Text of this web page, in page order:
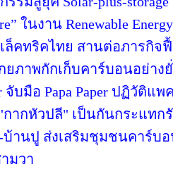
ในงาน Renewable
ล็คทริคไทย สานต่อภารกิ
ภาพกักเก็บคาร์บอนอย่าง
จับมือ Papa Paper ปฏิวัติแ
"กากหัวปลี" เป็นกันกระแทก
านปู ส่งเสริมชุมชนคาร์บ
มวา